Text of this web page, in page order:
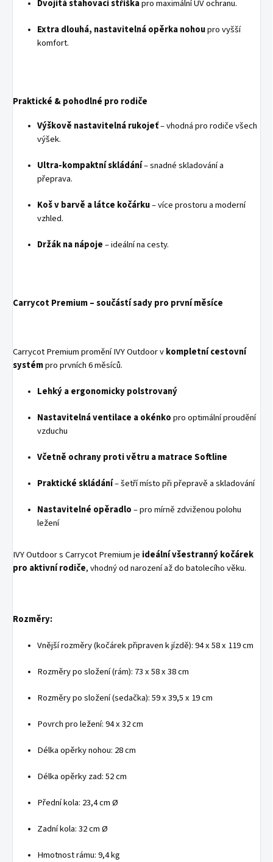
Dvojitá stahovací stříškapro maximální UV ochranu.
Extra dlouhá, nastavitelná opěrka nohoupro vyšší
komfort.
Praktické & pohodlné pro rodiče
Výškově nastavitelná rukojeť– vhodná pro rodiče všech
výšek.
Ultra-kompaktní skládání– snadné skladování a
přeprava.
Koš v barvě a látce kočárku– více prostoru a moderní
vzhled.
Držák na nápoje– ideální na cesty.
Carrycot Premium – součástí sady pro první měsíce
Carrycot Premium promění IVY Outdoor vkompletní cestovní
systémpro prvních 6 měsíců.
Lehký a ergonomicky polstrovaný
Nastavitelná ventilace a okénkopro optimální proudění
vzduchu
Včetně ochrany proti větru a matrace Softline
Praktické skládání– šetří místo při přepravě a skladování
Nastavitelné opěradlo– pro mírně zdviženou polohu
ležení
IVY Outdoor s Carrycot Premium je ideální všestranný kočárek
pro aktivní rodiče, vhodný od narození až do batolecího věku.
Rozměry:
Vnější rozměry (kočárek připraven k jízdě): 94 x 58 x 119 cm
Rozměry po složení (rám): 73 x 58 x 38 cm
Rozměry po složení (sedačka): 59 x 39,5 x 19 cm
Povrch pro ležení: 94 x 32 cm
Délka opěrky nohou: 28 cm
Délka opěrky zad: 52 cm
Přední kola: 23,4 cm Ø
Zadní kola: 32 cm Ø
Hmotnost rámu: 9,4 kg